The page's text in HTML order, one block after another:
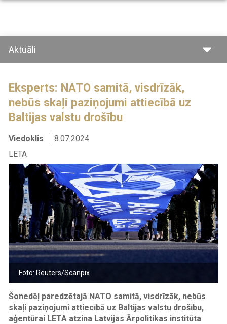
Pārlekt
saturu
Aktuāli
Eksperts: NATO samitā, visdrīzāk,
nebūs skaļi paziņojumi attiecībā uz
Baltijas valstu drošību
Viedoklis
8.07.2024
LETA
Foto: Reuters/Scanpix
Šonedēļ paredzētajā NATO samitā, visdrīzāk, nebūs
skaļi paziņojumi attiecībā uz Baltijas valstu drošību,
aģentūrai LETA atzina Latvijas Ārpolitikas institūta